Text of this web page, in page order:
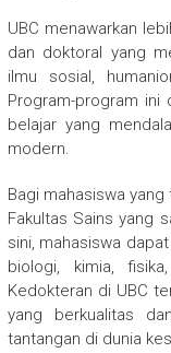
UBC menawarkan
dan doktoral yang
ilmu sosial,
Program-program ini
belajar yang
modern.
Bagi mahasiswa
Fakultas Sains yang
sini, mahasiswa
biologi, kimia,
Kedokteran di UBC
yang berkualitas
tantangan di dunia